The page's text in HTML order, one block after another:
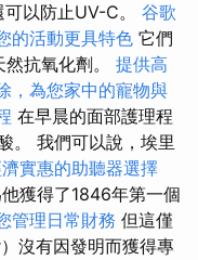
以防止UV-C。 谷歌
的活動更具特色 它們
抗氧化劑。 提供高
，為您家中的寵物與
在早晨的面部護理程
。 我們可以說，埃里
實惠的助聽器選擇
獲得了1846年第一個
管理日常財務 但這僅
沒有因發明而獲得專